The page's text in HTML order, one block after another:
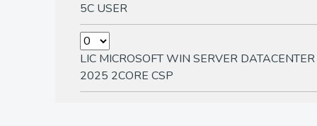
5C USER
LIC MICROSOFT WIN SERVER DATACENTER
2025 2CORE CSP